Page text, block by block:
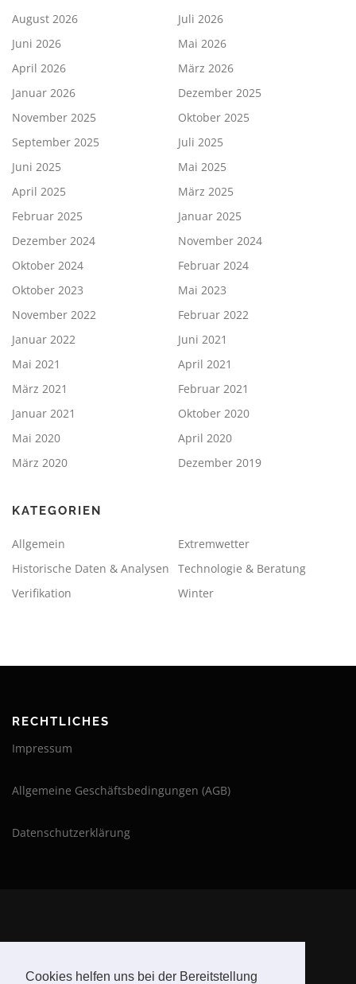
Cookies helfen uns bei der Bereitstellung
August 2026
Juli 2026
Juni 2026
Mai 2026
April 2026
März 2026
Januar 2026
Dezember 2025
November 2025
Oktober 2025
September 2025
Juli 2025
Juni 2025
Mai 2025
April 2025
März 2025
Februar 2025
Januar 2025
Dezember 2024
November 2024
Oktober 2024
Februar 2024
Oktober 2023
Mai 2023
November 2022
Februar 2022
Januar 2022
Juni 2021
Mai 2021
April 2021
März 2021
Februar 2021
Januar 2021
Oktober 2020
Mai 2020
April 2020
März 2020
Dezember 2019
KATEGORIEN
Allgemein
Extremwetter
Historische Daten & Analysen
Technologie & Beratung
Verifikation
Winter
RECHTLICHES
Impressum
Allgemeine Geschäftsbedingungen (AGB)
Datenschutzerklärung